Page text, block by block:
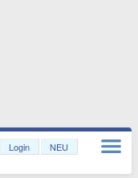
Login NEU